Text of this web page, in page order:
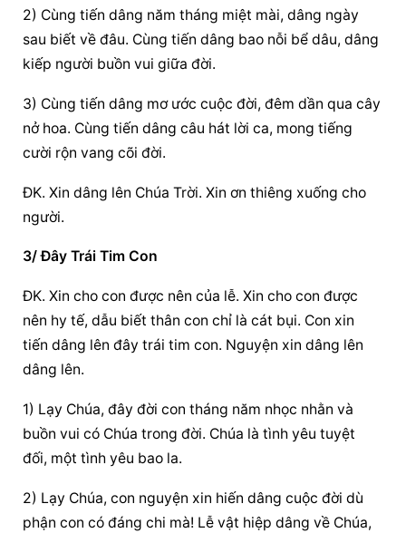
2) Cùng tiến dâng năm tháng miệt mài, dâng ngày
sau biết về đâu. Cùng tiến dâng bao nỗi bể dâu, dâng
kiếp người buồn vui giữa đời.
3) Cùng tiến dâng mơ ước cuộc đời, đêm dần qua cây
nở hoa. Cùng tiến dâng câu hát lời ca, mong tiếng
cười rộn vang cõi đời.
ĐK. Xin dâng lên Chúa Trời. Xin ơn thiêng xuống cho
người.
3/ Đây Trái Tim Con
ĐK. Xin cho con được nên của lễ. Xin cho con được
nên hy tế, dẫu biết thân con chỉ là cát bụi. Con xin
tiến dâng lên đây trái tim con. Nguyện xin dâng lên
dâng lên.
1) Lạy Chúa, đây đời con tháng năm nhọc nhằn và
buồn vui có Chúa trong đời. Chúa là tình yêu tuyệt
đối, một tình yêu bao la.
2) Lạy Chúa, con nguyện xin hiến dâng cuộc đời dù
phận con có đáng chi mà! Lễ vật hiệp dâng về Chúa,